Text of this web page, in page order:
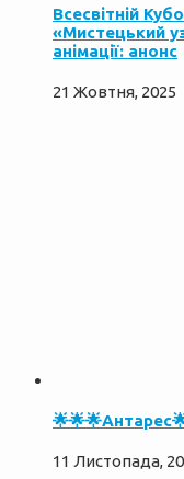
Всесвітній
«Мистецький
анімації: анонс
21 Жовтня, 2025
11 Листопада,